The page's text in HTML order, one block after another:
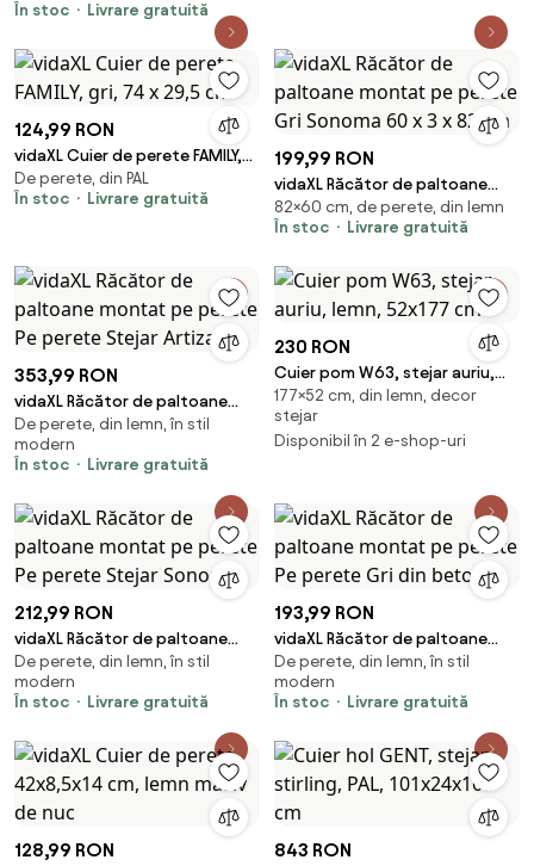
În stoc
Livrare gratuită
124,99 RON
vidaXL Cuier de perete FAMILY,
gri, 74 x 29,5 cm
De perete, din PAL
În stoc
Livrare gratuită
199,99 RON
vidaXL Răcător de paltoane
montat pe perete Gri Sonoma
60 x 3 x 82 cm
82×60 cm, de perete, din lemn
În stoc
Livrare gratuită
353,99 RON
vidaXL Răcător de paltoane
montat pe perete Pe perete
Stejar Artizanal
De perete, din lemn, în stil
modern
În stoc
Livrare gratuită
230 RON
Cuier pom W63, stejar auriu,
lemn, 52x177 cm
177×52 cm, din lemn, decor
stejar
Disponibil în 2 e-shop-uri
212,99 RON
vidaXL Răcător de paltoane
montat pe perete Pe perete
Stejar Sonoma
De perete, din lemn, în stil
modern
În stoc
Livrare gratuită
193,99 RON
vidaXL Răcător de paltoane
montat pe perete Pe perete
Gri din beton
De perete, din lemn, în stil
modern
În stoc
Livrare gratuită
128,99 RON 843 RON